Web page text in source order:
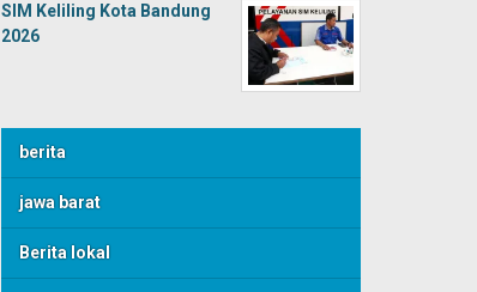
SIM Keliling Kota Bandung
2026
berita
jawa barat
Berita lokal